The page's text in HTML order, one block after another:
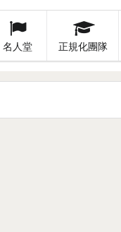
名人堂 正規化團隊